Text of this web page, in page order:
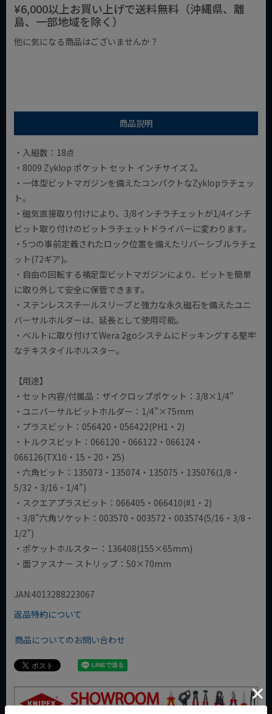
¥6,000以上お買い上げで送料無料（沖縄県、離
島、一部地域を除く）
他に気になる商品はございませんか？
商品説明
・入組数：18点
・8009 Zyklop ポケット セット インチサイズ 2。
・一体型ビットマガジンを備えたコンパクトなZyklopラチェッ
ト。
・磁気直接取り付けにより、3/8インチラチェットが1/4インチ
ビット取り付けのビットラチェットドライバーに変わります。
・5つの事前定義されたロック位置を備えたリバーシブルラチェ
ット(72ギア)。
・自由の回転する補足型ビットマガジンにより、ビットを簡単
に取り外して安全に保管できます。
・ステンレススチールスリーブと強力な永久磁石を備えたユニ
バーサルホルダーは、延長として使用可能。
・ベルトに取り付けてWera 2goシステムにドッキングする堅牢
なテキスタイルホルスター。
【用途】
・セット内容/付属品：ザイクロップポケット：3/8×1/4”
・ユニバーサルビットホルダー：1/4”×75mm
・プラスビット：056420・056422(PH1・2)
・トルクスビット：066120・066122・066124・
066126(TX10・15・20・25)
・六角ビット：135073・135074・135075・135076(1/8・
5/32・3/16・1/4”)
・スクエアプラスビット：066405・066410(#1・2)
・3/8”六角ソケット：003570・003572・003574(5/16・3/8・
1/2”)
・ポケットホルスター：136408(155×65mm)
・面ファスナー ストリップ：50×70mm
JAN:4013288223067
返品特約について
商品についてのお問い合わせ